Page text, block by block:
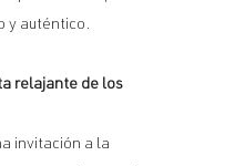
y auténtico.
relajante de los
invitación a la